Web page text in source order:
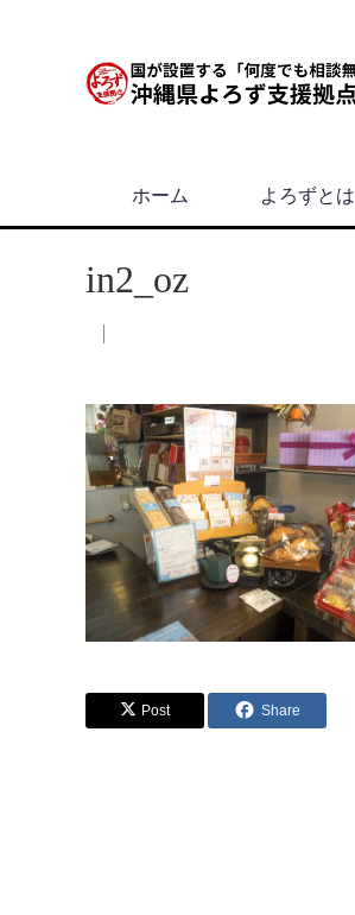
ホーム よろずとは
in2_oz
Post Share